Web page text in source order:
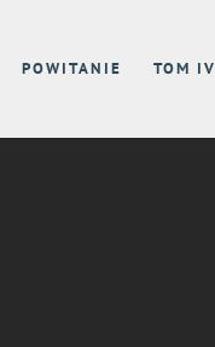
POWITANIE TOM IV